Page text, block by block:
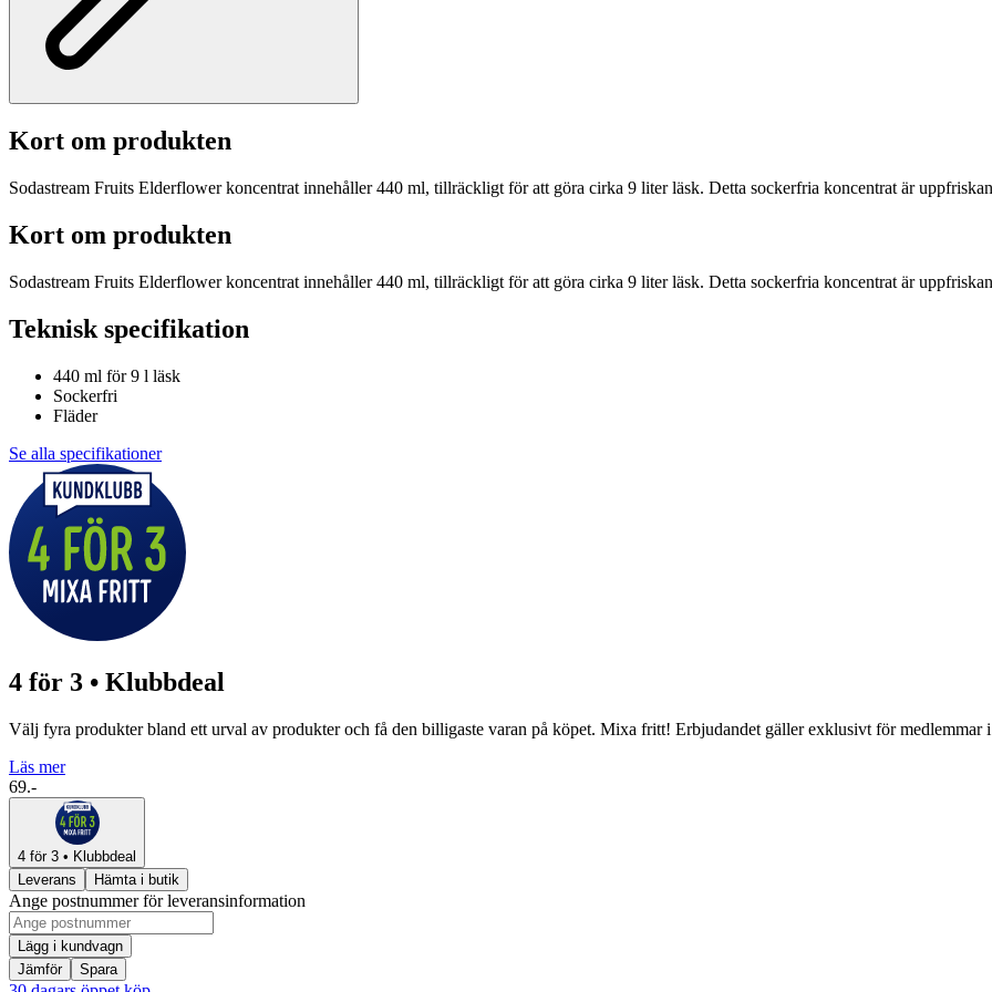
Kort om produkten
Sodastream Fruits Elderflower koncentrat innehåller 440 ml, tillräckligt för att göra cirka 9 liter läsk. Detta sockerfria koncentrat är
Kort om produkten
Sodastream Fruits Elderflower koncentrat innehåller 440 ml, tillräckligt för att göra cirka 9 liter läsk. Detta sockerfria koncentrat är
Teknisk specifikation
440 ml för 9 l läsk
Sockerfri
Fläder
Se alla specifikationer
4 för 3 • Klubbdeal
Välj fyra produkter bland ett urval av produkter och få den billigaste varan på köpet. Mixa fritt! Erbjudandet gäller exklusivt för medlemmar
Läs mer
69.-
4 för 3 • Klubbdeal
Leverans
Hämta i butik
Ange postnummer för leveransinformation
Lägg i kundvagn
Jämför
Spara